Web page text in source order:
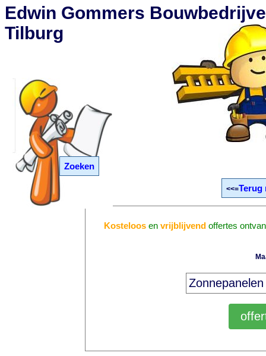
Zoeken
Edwin Gommers
Tilburg
<<=Terug
Kosteloos envrijblijvend offertes